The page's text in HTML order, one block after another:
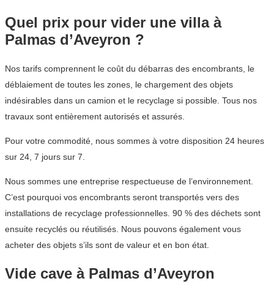
Quel prix pour vider une villa à
Palmas d’Aveyron ?
Nos tarifs comprennent le coût du débarras des encombrants, le
déblaiement de toutes les zones, le chargement des objets
indésirables dans un camion et le recyclage si possible. Tous nos
travaux sont entièrement autorisés et assurés.
Pour votre commodité, nous sommes à votre disposition 24 heures
sur 24, 7 jours sur 7.
Nous sommes une entreprise respectueuse de l’environnement.
C’est pourquoi vos encombrants seront transportés vers des
installations de recyclage professionnelles. 90 % des déchets sont
ensuite recyclés ou réutilisés. Nous pouvons également vous
acheter des objets s’ils sont de valeur et en bon état.
Vide cave à Palmas d’Aveyron